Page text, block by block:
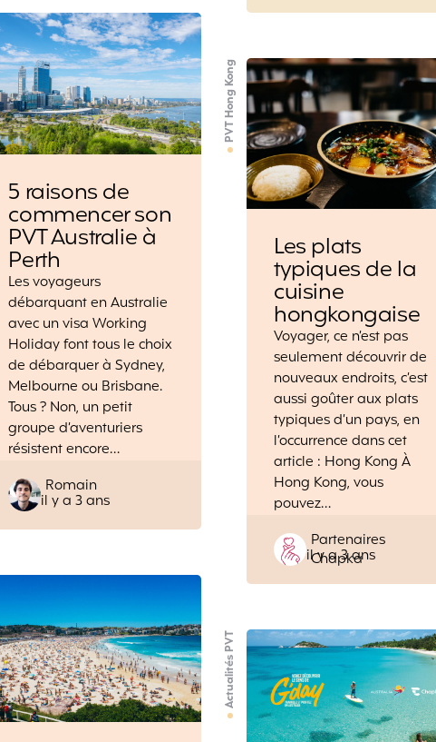
5 raisons de
commencer son
PVT Australie à
Perth
Les voyageurs
débarquant en Australie
avec un visa Working
Holiday font tous le choix
de débarquer à Sydney,
Melbourne ou Brisbane.
Tous ? Non, un petit
groupe d’aventuriers
résistent encore…
Posted
by
Romain
il y a 3 ans
PVT Hong Kong
Les plats
typiques de la
cuisine
hongkongaise
Voyager, ce n’est pas
seulement découvrir de
nouveaux endroits, c’est
aussi goûter aux plats
typiques d’un pays, en
l’occurrence dans cet
article : Hong Kong À
Hong Kong, vous
pouvez…
Posted
by
Partenaires
Chapka
il y a 3 ans
Actualités PVT